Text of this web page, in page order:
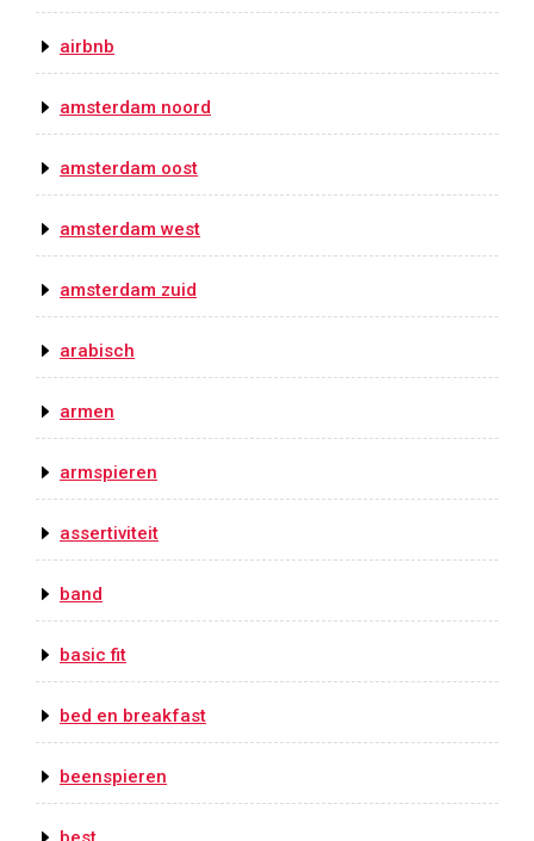
airbnb
amsterdam noord
amsterdam oost
amsterdam west
amsterdam zuid
arabisch
armen
armspieren
assertiviteit
band
basic fit
bed en breakfast
beenspieren